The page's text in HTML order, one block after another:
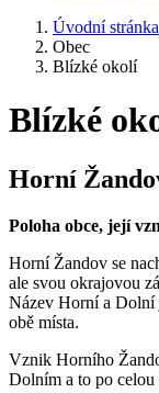
Úvodní stránka
Obec
Blízké okolí
Blízké
Horní
Poloha obce, její
Horní Žandov se
ale svou okrajovou
Název Horní a Dolní
obě místa.
Vznik Horního
Dolním a to po celou